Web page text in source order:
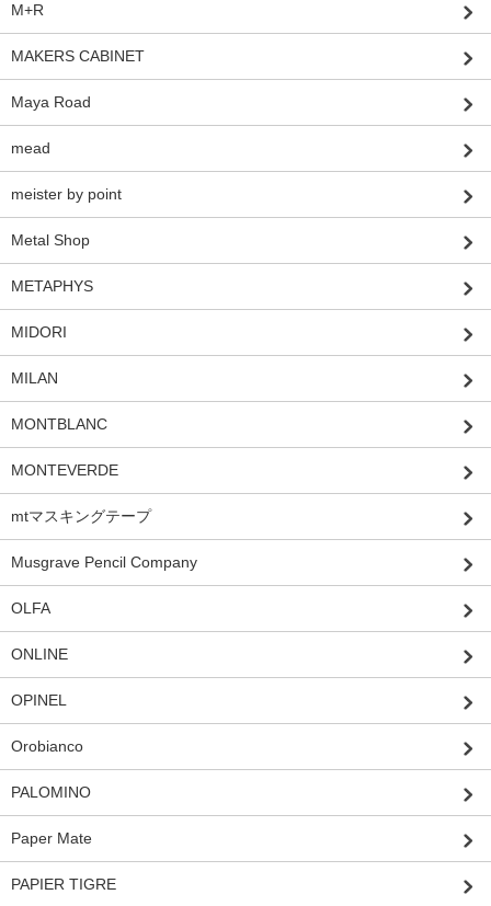
M+R
MAKERS CABINET
Maya Road
mead
meister by point
Metal Shop
METAPHYS
MIDORI
MILAN
MONTBLANC
MONTEVERDE
mtマスキングテープ
Musgrave Pencil Company
OLFA
ONLINE
OPINEL
Orobianco
PALOMINO
Paper Mate
PAPIER TIGRE